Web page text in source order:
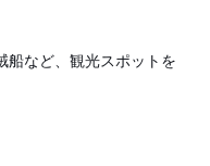
船など、観光スポットを